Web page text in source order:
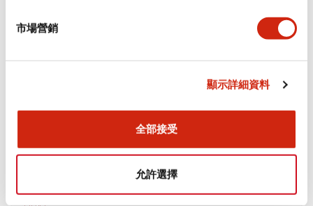
市場營銷
顯示詳細資料
全部接受
允許選擇
Flush Silhouette LW系列 控制元件 (英文版)